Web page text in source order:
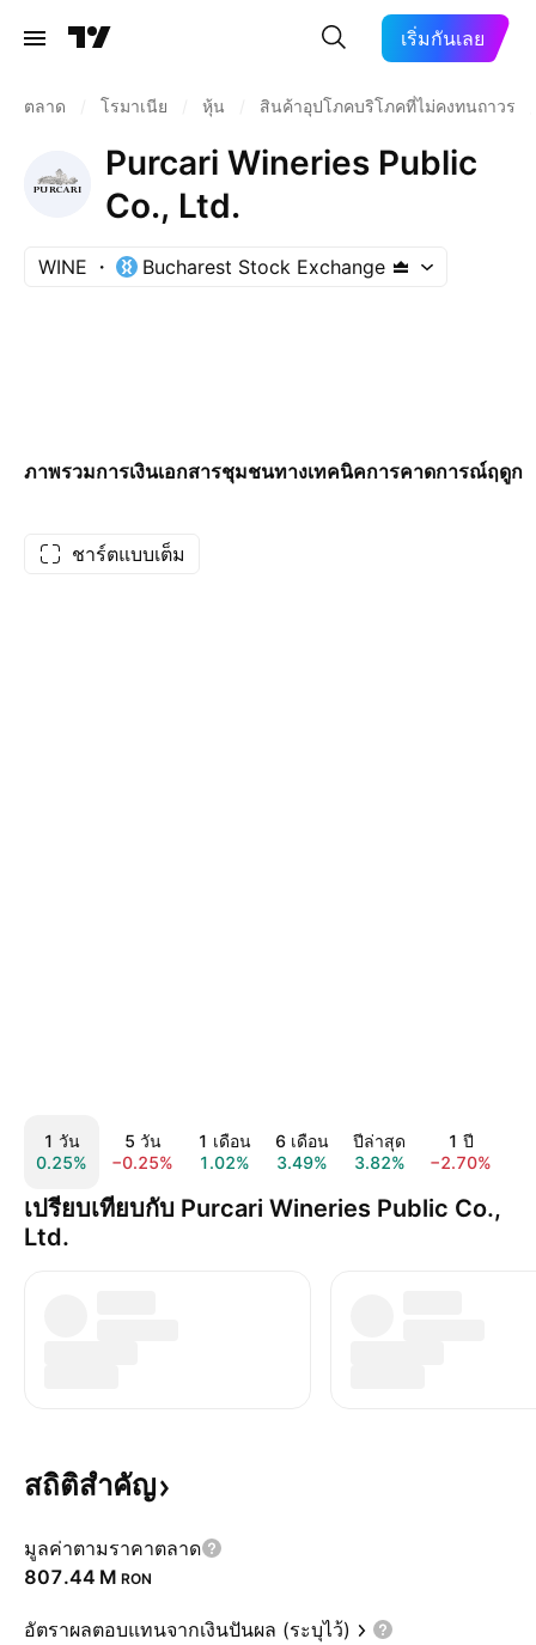
เริ่มกันเลย
ตลาด โรมาเนีย หุ้น สินค้าอุปโภคบริโภคที่ไม่คงทนถาวร
Purcari Wineries Public
Co., Ltd.
WINE Bucharest Stock Exchange
ภาพรวมการเงินเอกสารชุมชนทางเทคนิคการคาดการณ์ฤดูก
ชาร์ตแบบเต็ม
1 วัน
0.25%
5 วัน
−0.25%
1 เดือน
1.02%
6 เดือน
3.49%
ปีล่าสุด
3.82%
1 ปี
−2.70%
เปรียบเทียบกับ Purcari Wineries Public Co.,
Ltd.
สถิติสำคัญ
มูลค่าตามราคาตลาด
‪807.44 M‬ RON
อัตราผลตอบแทนจากเงินปันผล (ระบุไว้)